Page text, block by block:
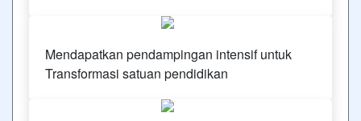
Mendapatkan pendampingan intensif untuk
Transformasi satuan pendidikan